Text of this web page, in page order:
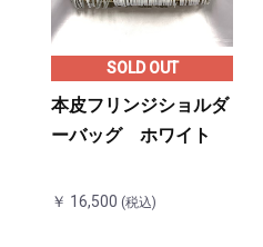
SOLD OUT
本皮フリンジショルダ
ーバッグ ホワイト
￥ 16,500 (税込)